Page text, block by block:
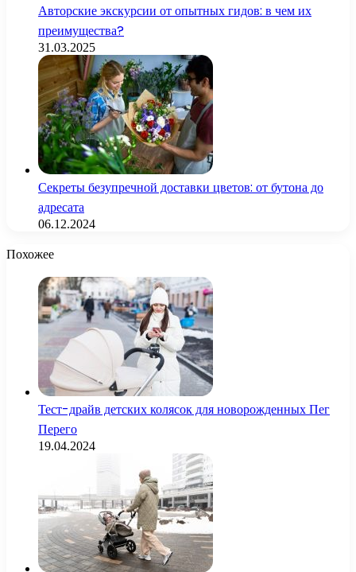
Авторские экскурсии от опытных гидов: в чем их
преимущества?
31.03.2025
Секреты безупречной доставки цветов: от бутона до
адресата
06.12.2024
Похожее
Тест-драйв детских колясок для новорожденных Пег
Перего
19.04.2024